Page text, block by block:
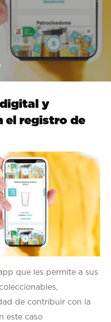
y
el registro de
que les permite a sus
de contribuir con la
este caso